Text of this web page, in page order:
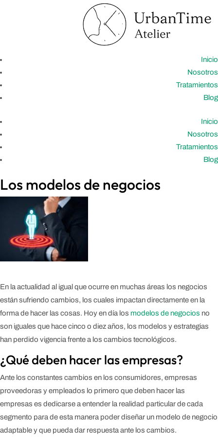
Inicio
Nosotros
Tratamientos
Blog
Inicio
Nosotros
Tratamientos
Blog
Los modelos de negocios
En la actualidad al igual que ocurre en muchas áreas los negocios
están sufriendo cambios, los cuales impactan directamente en la
forma de hacer las cosas. Hoy en día los modelos de negocios no
son iguales que hace cinco o diez años, los modelos y estrategias
han perdido vigencia frente a los cambios tecnológicos.
¿Qué deben hacer las empresas?
Ante los constantes cambios en los consumidores, empresas
proveedoras y empleados lo primero que deben hacer las
empresas es dedicarse a entender la realidad particular de cada
segmento para de esta manera poder diseñar un modelo de negocio
adaptable y que pueda dar respuesta ante los cambios.